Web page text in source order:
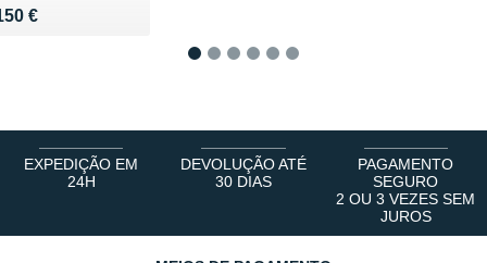
€ 150 €
EXPEDIÇÃO EM
24H
DEVOLUÇÃO ATÉ
30 DIAS
PAGAMENTO
SEGURO
2 OU 3 VEZES SEM
JUROS